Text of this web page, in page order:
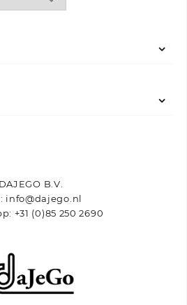
DAJEGO B.V.
info@dajego.nl
+31 (0)85 250 2690